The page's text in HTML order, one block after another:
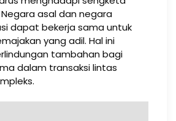
asal dan negara
dapat bekerja sama untuk
yang adil. Hal ini
tambahan bagi
dalam transaksi lintas